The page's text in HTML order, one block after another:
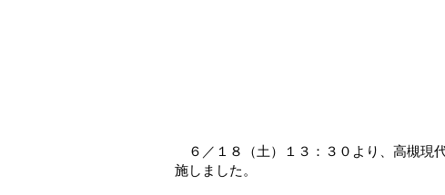
６／１８（土）１３：３０より、高槻現
施しました。